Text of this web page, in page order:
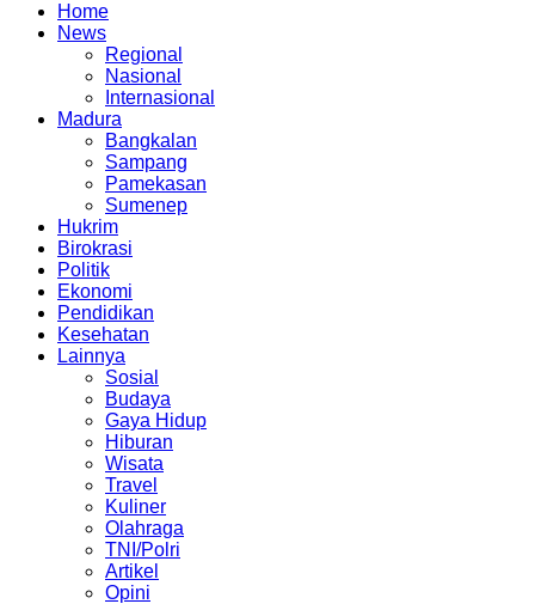
Home
News
Regional
Nasional
Internasional
Madura
Bangkalan
Sampang
Pamekasan
Sumenep
Hukrim
Birokrasi
Politik
Ekonomi
Pendidikan
Kesehatan
Lainnya
Sosial
Budaya
Gaya Hidup
Hiburan
Wisata
Travel
Kuliner
Olahraga
TNI/Polri
Artikel
Opini